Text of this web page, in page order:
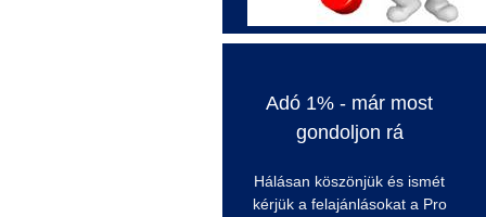
Adó 1% - már most
gondoljon rá
Hálásan köszönjük és ismét
kérjük a felajánlásokat a Pro